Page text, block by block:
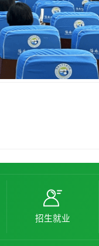
招生就业